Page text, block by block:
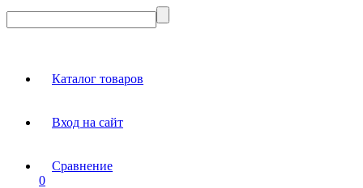
Каталог товаров
Вход на сайт
Сравнение
0